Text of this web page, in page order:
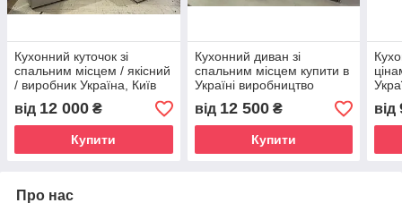
Кухонний куточок зі
спальним місцем / якісний
/ виробник Україна, Київ
від 12 000 ₴
Купити
Кухонний диван зі
спальним місцем купити в
Україні виробництво
від 12 500₴
Купити
від
Про нас